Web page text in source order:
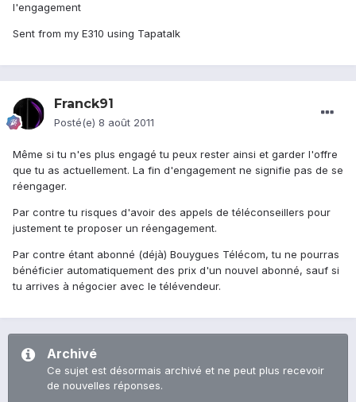
l'engagement
Sent from my E310 using Tapatalk
Franck91
Posté(e) 8 août 2011
Même si tu n'es plus engagé tu peux rester ainsi et garder l'offre
que tu as actuellement. La fin d'engagement ne signifie pas de se
réengager.
Par contre tu risques d'avoir des appels de téléconseillers pour
justement te proposer un réengagement.
Par contre étant abonné (déjà) Bouygues Télécom, tu ne pourras
bénéficier automatiquement des prix d'un nouvel abonné, sauf si
tu arrives à négocier avec le télévendeur.
Archivé
Ce sujet est désormais archivé et ne peut plus recevoir
de nouvelles réponses.